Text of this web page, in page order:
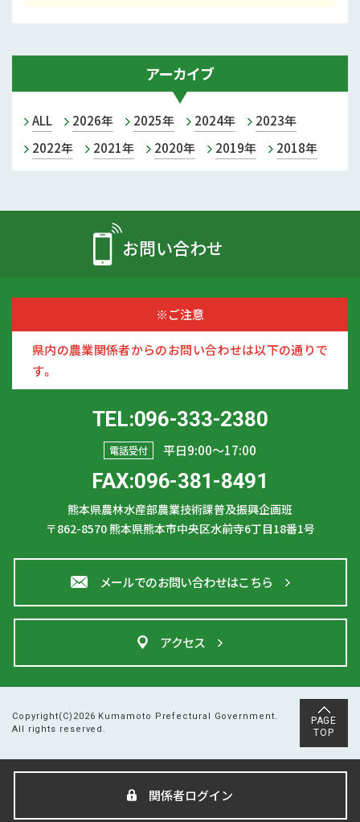
アーカイブ
ALL 2026年 2025年 2024年
2023年
2022年
2021年 2020年 2019年 2018年
お問い合わせ
※ご注意
県内の農業関係者からのお問い合わせは以下の通りで
す。
TEL:096-333-2380
電話受付 平日9:00〜17:00
FAX:096-381-8491
熊本県農林水産部農業技術課普及振興企画班
〒862-8570熊本県熊本市中央区水前寺6丁目18番1号
メールでのお問い合わせはこちら
アクセス
Copyright(C)2026 Kumamoto Prefectural Government.
All rights reserved.
PAGE
TOP
関係者ログイン